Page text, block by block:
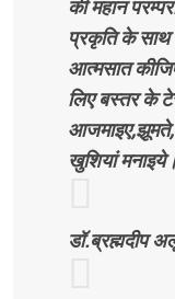
की महान
प्रकृति के साथ
आत्मसात
लिए बस्तर के
खुशियां
डॉ.ब्रह्मदीप